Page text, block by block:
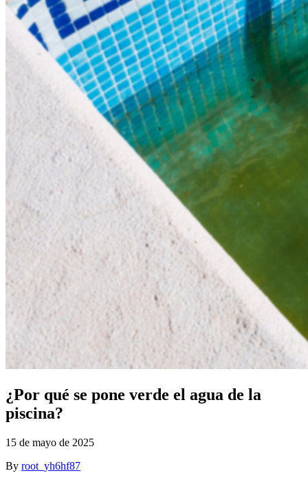
¿Por qué se pone verde el agua de la
piscina?
15 de mayo de 2025
By root_yh6hf87